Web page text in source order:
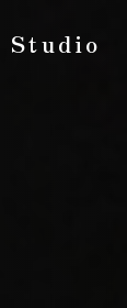
Studio